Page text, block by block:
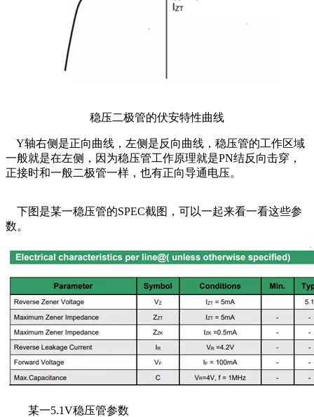
稳压二极管的伏安特性曲线
Y轴右侧是正向曲线，左侧是反向曲线，稳压管的工作区域
一般就是在左侧，因为稳压管工作原理就是PN结反向击穿，
正接时和一般二极管一样，也有正向导通电压。
下图是某一稳压管的SPEC截图，可以一起来看一看这些参
数。
某一5.1V稳压管参数